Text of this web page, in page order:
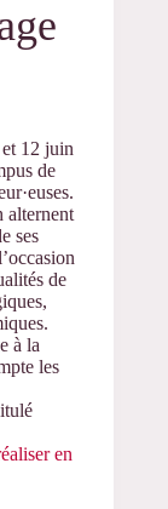
12 juin
de
alternent
ses
de
à la
les
en